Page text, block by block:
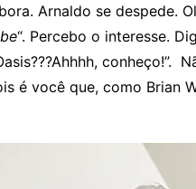
Arnaldo se despede.
“. Percebo o interesse.
conheço!”.
é você que, como Brian